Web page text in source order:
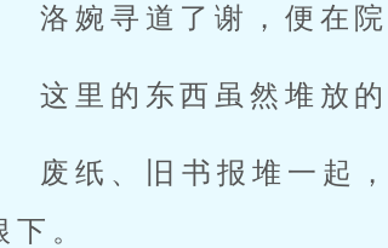
洛婉寻道了谢，便在
这里的东西虽然堆放
废纸、旧书报堆一起
下。